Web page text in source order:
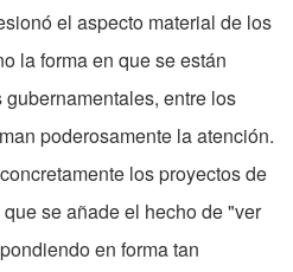
el aspecto material de los
la forma en que se están
entre los
poderosamente la atención.
los proyectos de
se añade el hecho de "ver
en forma tan